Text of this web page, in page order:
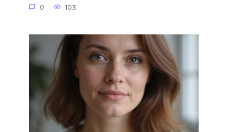
0 103